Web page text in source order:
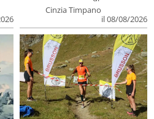
Cinzia Timpano
il 08/08/2026